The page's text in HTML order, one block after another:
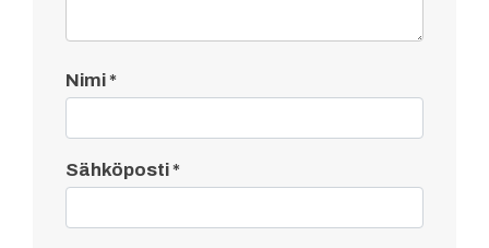
Nimi*
Sähköposti*